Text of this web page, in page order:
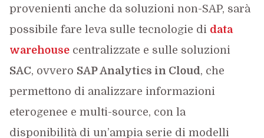
provenienti anche da soluzioni non-SAP, sarà
possibile fare leva sulle tecnologie di data
warehousecentralizzate e sulle soluzioni
SAC, ovvero SAP Analytics in Cloud, che
permettono di analizzare informazioni
eterogenee e multi-source, con la
disponibilità di un’ampia serie di modelli